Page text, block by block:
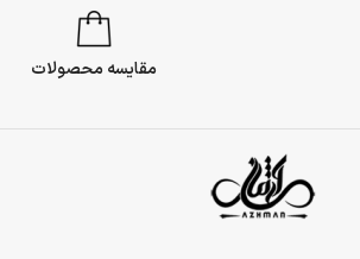
مقایسه محصولات